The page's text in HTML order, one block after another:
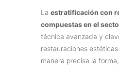
La estratificación con
compuestas en el
técnica avanzada y
restauraciones
manera precisa la